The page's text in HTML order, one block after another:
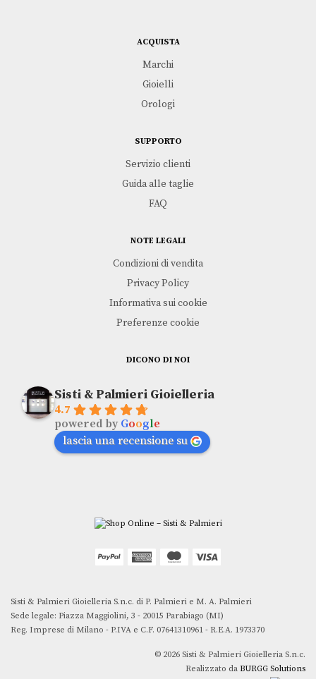
ACQUISTA
Marchi
Gioielli
Orologi
SUPPORTO
Servizio clienti
Guida alle taglie
FAQ
NOTE LEGALI
Condizioni di vendita
Privacy Policy
Informativa sui cookie
Preferenze cookie
DICONO DI NOI
Sisti & Palmieri Gioielleria
4.7
powered by Google
lascia una recensione su
Sisti & Palmieri Gioielleria S.n.c. di P. Palmieri e M. A. Palmieri
Sede legale: Piazza Maggiolini, 3 - 20015 Parabiago (MI)
Reg. Imprese di Milano - P.IVA e C.F. 07641310961 - R.E.A. 1973370
© 2026 Sisti & Palmieri Gioielleria S.n.c.
Realizzato da BURGG Solutions